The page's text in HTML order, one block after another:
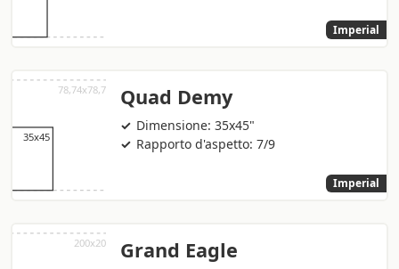
Imperial
Quad Demy
Dimensione: 35x45"
Rapporto d'aspetto: 7/9
Imperial
Grand Eagle